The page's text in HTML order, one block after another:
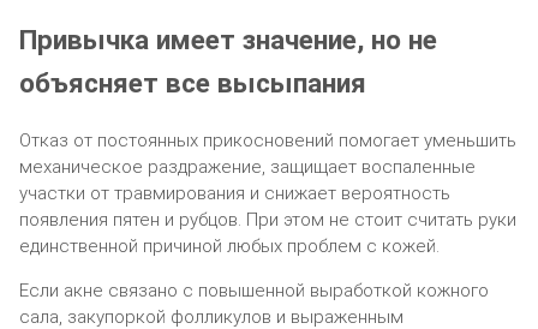
Привычка имеет значение, но не
объясняет все высыпания
Отказ от постоянных прикосновений помогает уменьшить
механическое раздражение, защищает воспаленные
участки от травмирования и снижает вероятность
появления пятен и рубцов. При этом не стоит считать руки
единственной причиной любых проблем с кожей.
Если акне связано с повышенной выработкой кожного
сала, закупоркой фолликулов и выраженным